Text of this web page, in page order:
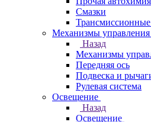
Смазки
Трансмиссионные
Механизмы управления
Назад
Механизмы
Передняя ось
Подвеска и
Рулевая система
Освещение
Назад
Освещение